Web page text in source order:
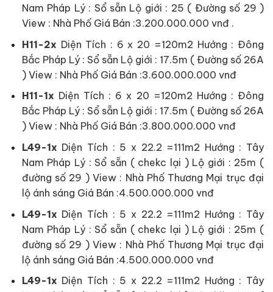
Nam Pháp Lý : Sổ sẵn Lộ giới : 25 ( Đường số 29 )
View : Nhà Phố Giá Bán :3.200.000.000 vnđ .
H11-2x Diện Tích : 6 x 20 =120m2 Hướng : Đông
Bắc Pháp Lý : Sổ sẵn Lộ giới : 17.5m ( Đường số 26A
) View : Nhà Phố Giá Bán :3.600.000.000 vnđ
H11-1x Diện Tích : 6 x 20 =120m2 Hướng : Đông
Bắc Pháp Lý : Sổ sẵn Lộ giới : 17.5m ( Đường số 26A
) View : Nhà Phố Giá Bán :3.800.000.000 vnđ
L49-1x Diện Tích : 5 x 22.2 =111m2 Hướng : Tây
Nam Pháp Lý : Sổ sẵn ( chekc lại ) Lộ giới : 25m (
đường số 29 ) View : Nhà Phố Thương Mại trục đại
lộ ánh sáng Giá Bán :4.500.000.000 vnđ
L49-1x Diện Tích : 5 x 22.2 =111m2 Hướng : Tây
Nam Pháp Lý : Sổ sẵn ( chekc lại ) Lộ giới : 25m (
đường số 29 ) View : Nhà Phố Thương Mại trục đại
lộ ánh sáng Giá Bán :4.500.000.000 vnđ
L49-1x Diện Tích : 5 x 22.2 =111m2 Hướng : Tây